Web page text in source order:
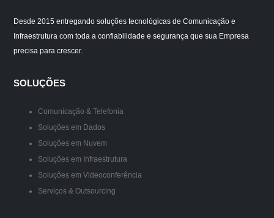
Desde 2015 entregando soluções tecnológicas de Comunicação e
Infraestrutura com toda a confiabilidade e segurança que sua Empresa
precisa para crescer.
SOLUÇÕES
Comunicação & Telefonia
Soluções em Dados
Soluções em Nuvem
Soluções em Infraestrutura
Soluções em Videoconferência
Serviços & Outsourcing